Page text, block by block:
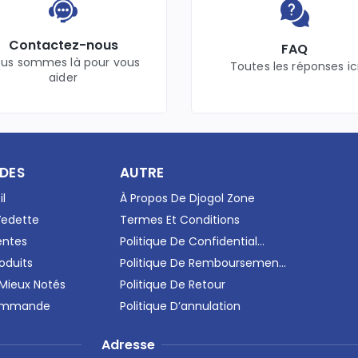
Contactez-nous
sommes là pour vous
aider
FAQ
Toutes les réponses
Notés
AUTRE
À Propos De Djogol Zone
Termes Et Conditions
Politique De Confidential...
Politique De Remboursemen...
Politique De Retour
Politique D’annulation
Adresse